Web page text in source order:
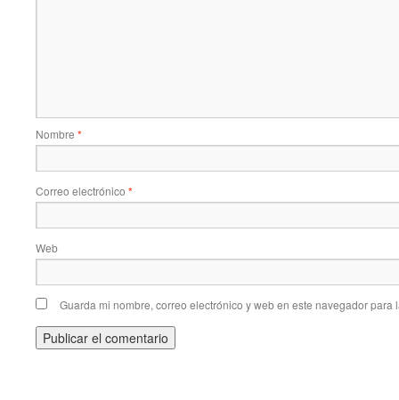
Nombre *
Correo electrónico *
Web
Guarda mi nombre, correo electrónico y web en este navegador para